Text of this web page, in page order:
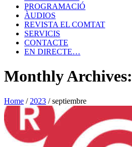
PROGRAMACIÓ
ÀUDIOS
REVISTA EL COMTAT
SERVICIS
CONTACTE
EN DIRECTE…
Monthly
Home / 2023 /septiembre